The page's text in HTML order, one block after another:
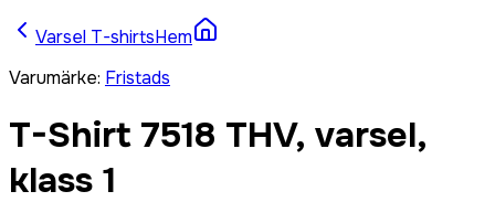
Varsel T-shirtsHem
Varumärke: Fristads
T-Shirt 7518 THV, varsel,
klass 1